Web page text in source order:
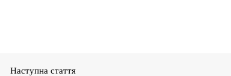
Наступна стаття